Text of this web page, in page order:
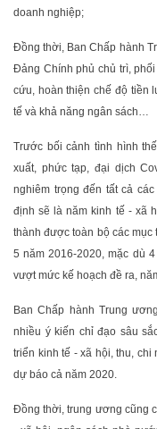
doanh nghiệp;
Đồng thời, Ban Chấp hành
Đảng Chính phủ chủ trì,
cứu, hoàn thiện chế độ tiền
tế và khả năng ngân sách…
Trước bối cảnh tình hình
xuất, phức tạp, đại dịch
nghiêm trọng đến tất cả
định sẽ là năm kinh tế - xã
thành được toàn bộ các mục
5 năm 2016-2020, mặc dù
vượt mức kế hoạch đề ra,
Ban Chấp hành Trung
nhiều ý kiến chỉ đạo sâu
triển kinh tế - xã hội, thu,
dự báo cả năm 2020.
Đồng thời, trung ương cũng